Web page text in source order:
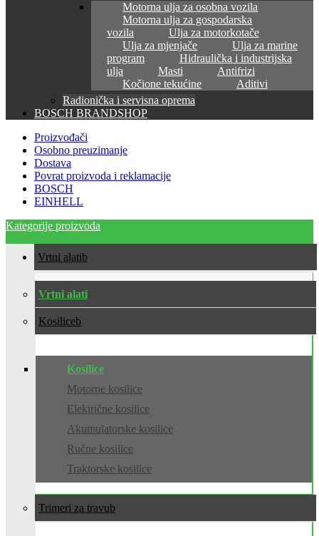
Motorna ulja za osobna vozila
Motorna ulja za gospodarska
vozila
Ulja za motorkotače
Ulja za mjenjače
Ulja za marine
program
Hidraulička i industrijska
ulja
Masti
Antifrizi
Kočione tekućine
Aditivi
Radionička i servisna oprema
BOSCH BRANDSHOP
Proizvođači
Osobno preuzimanje
Dostava
Povrat proizvoda i reklamacije
BOSCH
EINHELL
Kategorije proizvoda
Vrtni alati
Vrtni alati
Kosilice
Kosilice
Motorne kosilice
Električne kosilice
Akumulatorske kosilice
Ručne kosilice
Traktorske kosilice
Trimeri za travu